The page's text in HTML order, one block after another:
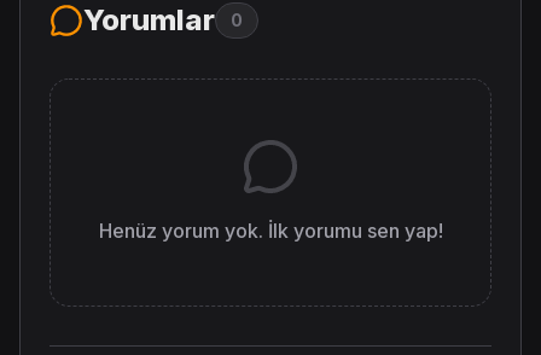
Yorumlar 0
Henüz yorum yok. İlk yorumu sen yap!